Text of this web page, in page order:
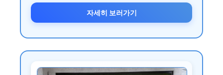
자세히 보러가기